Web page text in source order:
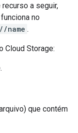
a seguir,
no
name .
Cloud Storage:
que contém